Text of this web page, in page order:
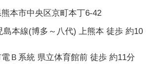
本市中央区京町本丁6-42
島本線(博多～八代) 上熊本 徒歩 約10
Ｂ系統 県立体育館前 徒歩 約11分